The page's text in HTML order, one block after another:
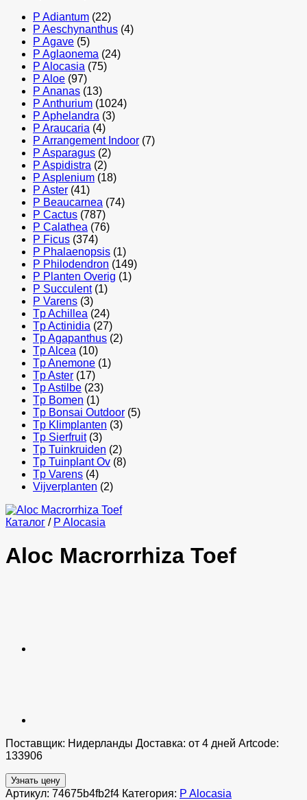
P Adiantum (22)
P Aeschynanthus (4)
P Agave (5)
P Aglaonema (24)
P Alocasia (75)
P Aloe (97)
P Ananas (13)
P Anthurium (1024)
P Aphelandra (3)
P Araucaria (4)
P Arrangement Indoor (7)
P Asparagus (2)
P Aspidistra (2)
P Asplenium (18)
P Aster (41)
P Beaucarnea (74)
P Cactus (787)
P Calathea (76)
P Ficus (374)
P Phalaenopsis (1)
P Philodendron (149)
P Planten Overig (1)
P Succulent (1)
P Varens (3)
Tp Achillea (24)
Tp Actinidia (27)
Tp Agapanthus (2)
Tp Alcea (10)
Tp Anemone (1)
Tp Aster (17)
Tp Astilbe (23)
Tp Bomen (1)
Tp Bonsai Outdoor (5)
Tp Klimplanten (3)
Tp Sierfruit (3)
Tp Tuinkruiden (2)
Tp Tuinplant Ov (8)
Tp Varens (4)
Vijverplanten (2)
Каталог / P Alocasia
Aloc Macrorrhiza Toef
Поставщик: Нидерланды Доставка: от 4 дней Artcode:
133906
Узнать цену
Артикул: 74675b4fb2f4 Категория: P Alocasia